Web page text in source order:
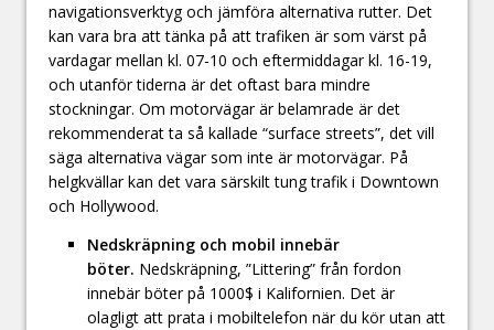
navigationsverktyg och jämföra alternativa rutter. Det
kan vara bra att tänka på att trafiken är som värst på
vardagar mellan kl. 07-10 och eftermiddagar kl. 16-19,
och utanför tiderna är det oftast bara mindre
stockningar. Om motorvägar är belamrade är det
rekommenderat ta så kallade “surface streets”, det vill
säga alternativa vägar som inte är motorvägar. På
helgkvällar kan det vara särskilt tung trafik i Downtown
och Hollywood.
Nedskräpning och mobil innebär
böter. Nedskräpning, ”Littering” från fordon
innebär böter på 1000$ i Kalifornien. Det är
olagligt att prata i mobiltelefon när du kör utan att